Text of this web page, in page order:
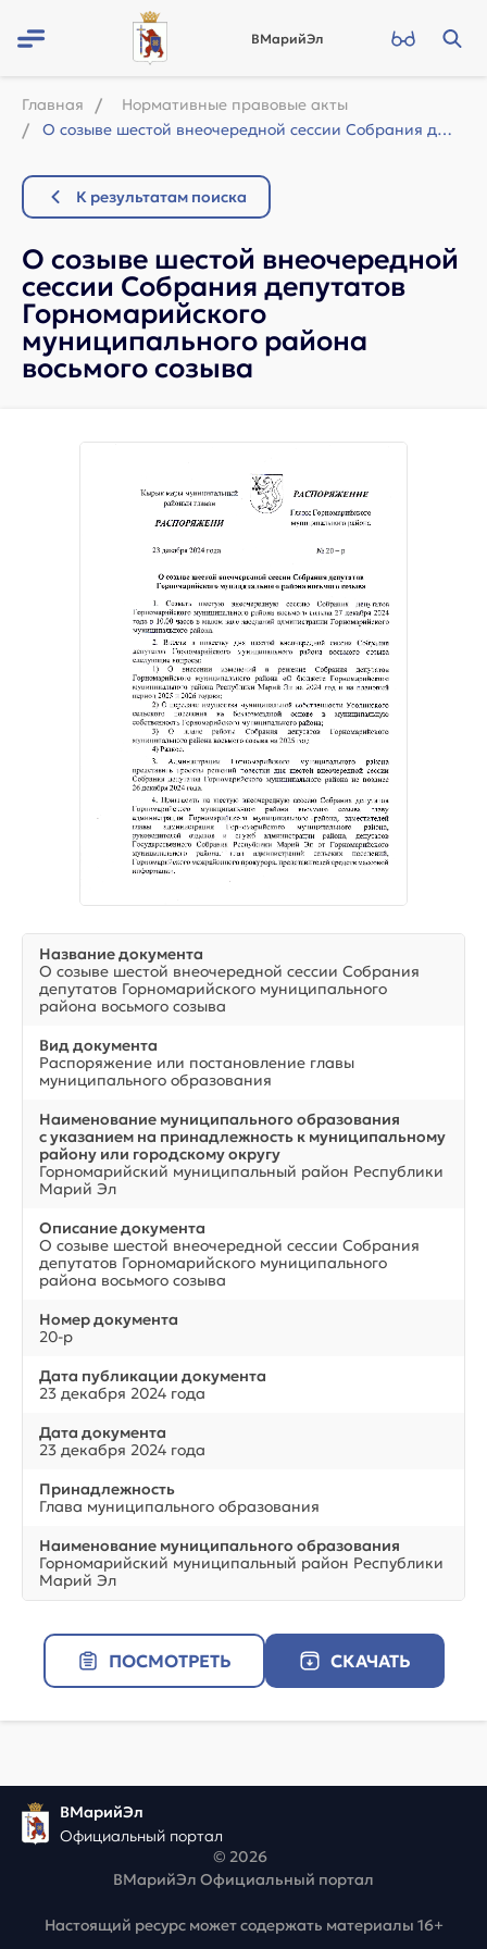
ВМарийЭл
Главная
Нормативные правовые акты
О созыве шестой внеочередной сессии Собрания депутатов Горномарийского муниципал...
К результатам поиска
О созыве шестой внеочередной
сессии Собрания депутатов
Горномарийского
муниципального района
восьмого созыва
Название документа
О созыве шестой внеочередной сессии Собрания
депутатов Горномарийского муниципального
района восьмого созыва
Вид документа
Распоряжение или постановление главы
муниципального образования
Наименование муниципального образования
с указанием на принадлежность к муниципальному
району или городскому округу
Горномарийский муниципальный район Республики
Марий Эл
Описание документа
О созыве шестой внеочередной сессии Собрания
депутатов Горномарийского муниципального
района восьмого созыва
Номер документа
20-р
Дата публикации документа
23 декабря 2024 года
Дата документа
23 декабря 2024 года
Принадлежность
Глава муниципального образования
Наименование муниципального образования
Горномарийский муниципальный район Республики
Марий Эл
ПОСМОТРЕТЬ СКАЧАТЬ
ВМарийЭл
Официальный портал
© 2026
ВМарийЭл Официальный портал
Настоящий ресурс может содержать материалы 16+